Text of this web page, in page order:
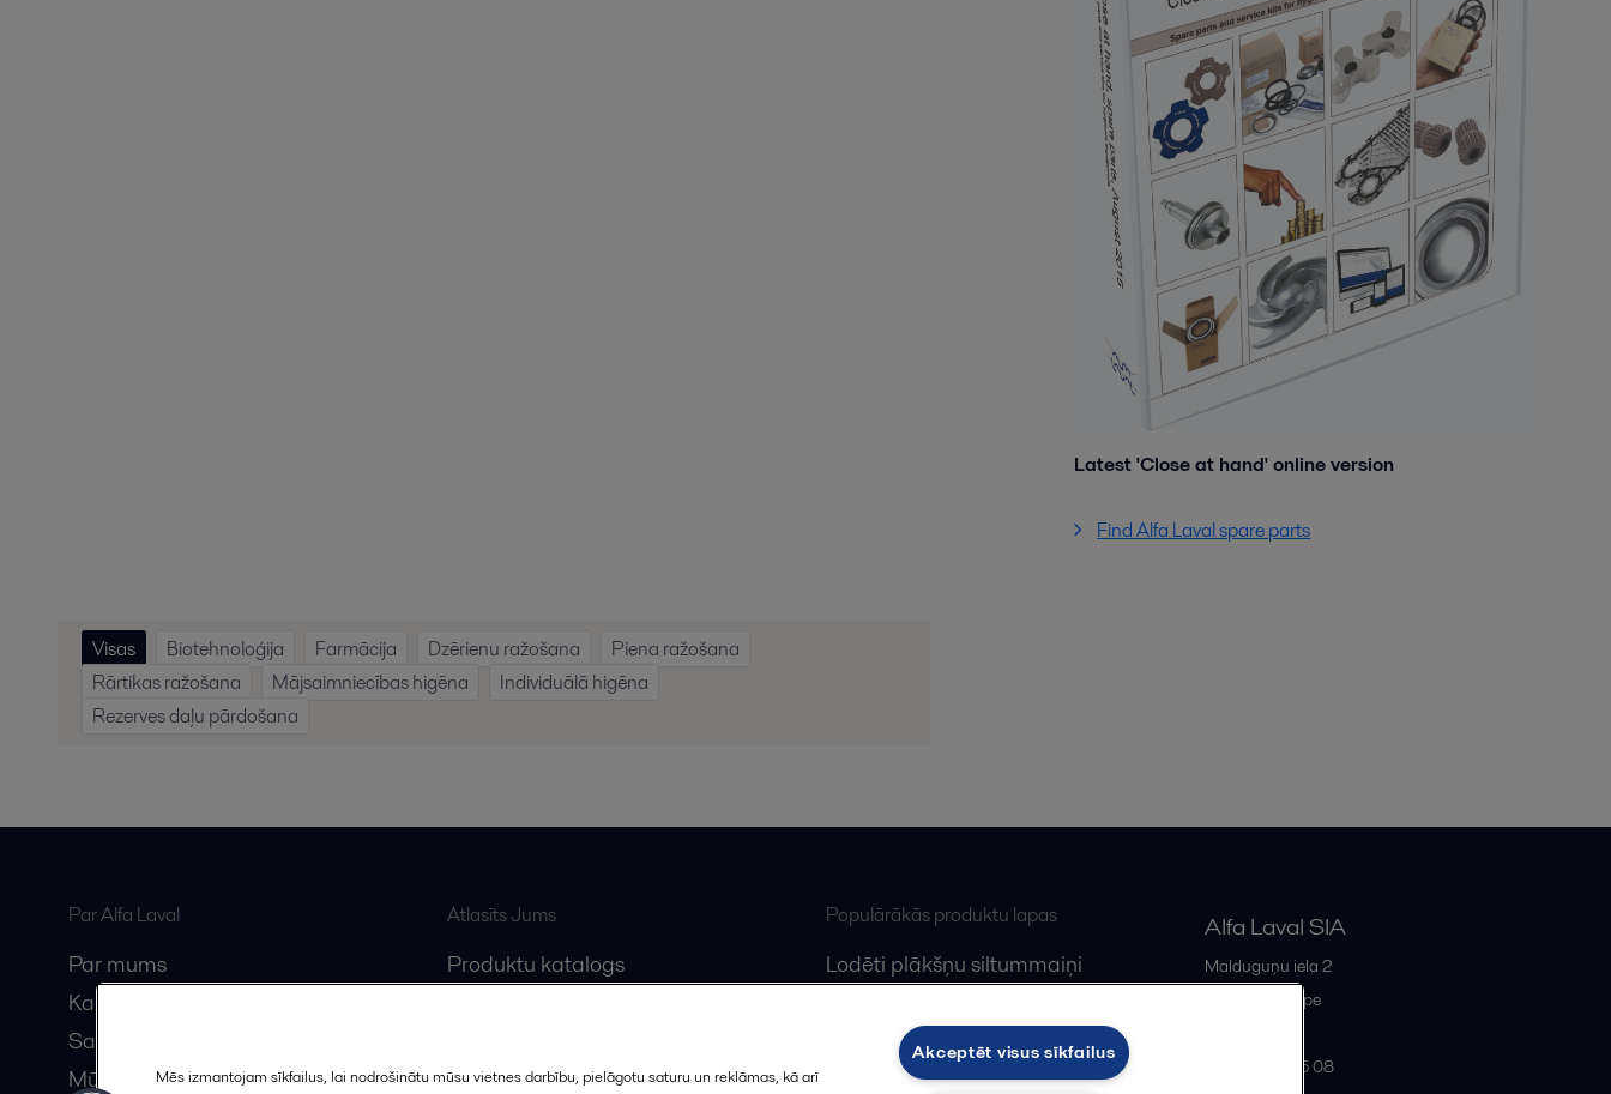
Latest 'Close at hand' online version
Find Alfa Laval spare parts
Visas Biotehnoloģija Farmācija Dzērienu ražošana
Piena ražošana
Rārtikas ražošana
Mājsaimniecības higēna
Individuālā higēna
Rezerves daļu pārdošana
Par Alfa Laval
Par mums
Karjera
Sazinieties ar mums
Mūsu partneri
Atlasīts Jums
Produktu katalogs
Populārākās produktu lapas
Lodēti plākšņu siltummaiņi
Dekanteri
Alfa Laval SIA
Malduguņu iela 2
Mārupe
+371 678 285 08
Mēs izmantojam sīkfailus, lai nodrošinātu mūsu vietnes darbību, pielāgotu saturu un reklāmas, kā arī
Akceptēt visus sīkfailus